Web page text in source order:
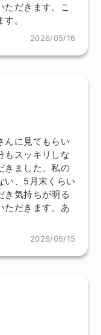
ただきます。こ
。
2026/05/16
んに見てもらい
もスッキリしな
きました。私の
い、5月末くらい
き気持ちが明る
ただきます。あ
2026/05/15